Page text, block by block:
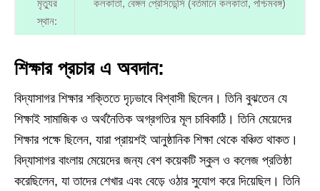
মৃত্যুর
স্থান:
কলকাতা, বেঙ্গল প্রেসিডেন্সি (বর্তমানে কলকাতা, পশ্চিমবঙ্গ)
শিক্ষার প্রচার এ অবদান:
বিদ্যাসাগর শিক্ষার শক্তিতে দৃঢ়ভাবে বিশ্বাসী ছিলেন। তিনি বুঝতেন যে
শিক্ষাই সামাজিক ও অর্থনৈতিক অগ্রগতির মূল চাবিকাঠি। তিনি মেয়েদের
শিক্ষার পক্ষে ছিলেন, যারা প্রায়শই আনুষ্ঠানিক শিক্ষা থেকে বঞ্চিত থাকত।
বিদ্যাসাগর বাংলায় মেয়েদের জন্য বেশ কয়েকটি স্কুল ও কলেজ প্রতিষ্ঠা
করেছিলেন, যা তাদের শেখার এবং বেড়ে ওঠার সুযোগ করে দিয়েছিল। তিনি